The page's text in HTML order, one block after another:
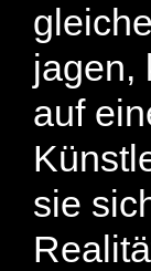
jagen,
auf
sie